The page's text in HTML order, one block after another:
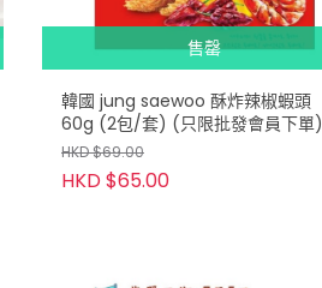
售罄
韓國 jung saewoo 酥炸辣椒蝦頭
60g (2包/套) (只限批發會員下單)
HKD $69.00
HKD $65.00